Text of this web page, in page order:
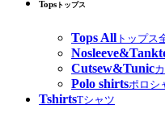
Tops トップス
Tops All トップス
Cutsew&Tunic
Polo shirtsポロシ
TshirtsTシャツ